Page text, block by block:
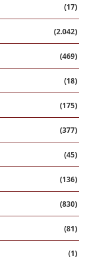
(17)
(2.042)
(469)
(18)
(175)
(377)
(45)
(136)
(830)
(81)
(1)